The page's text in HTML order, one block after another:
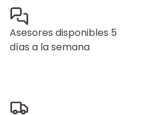
Asesores disponibles 5
días a la semana